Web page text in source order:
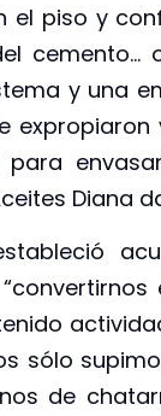
el piso y
cemento…
y una
para
Diana
sólo
de